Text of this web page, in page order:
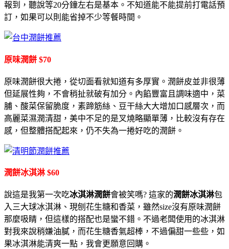
報到，聽說等20分鐘左右是基本。不知道能不能提前打電話預
訂，如果可以則能省掉不少等餐時間。
原味潤餅 $70
原味潤餅很大捲，從切面看就知道有多厚實。潤餅皮並非很薄
但延展性夠，不會稍扯就破有加分。內餡豐富且調味適中，菜
脯、酸菜保留脆度，素蹄筋絲、豆干絲大大增加口感層次，而
高麗菜濕潤清甜，美中不足的是叉燒略顯單薄，比較沒有存在
感，但整體搭配起來，仍不失為一捲好吃的潤餅。
潤餅冰淇淋 $60
說這是我第一次吃冰淇淋潤餅會被笑嗎? 這家的潤餅冰淇淋包
入三大球冰淇淋、現刨花生糖和香菜，雖然size沒有原味潤餅
那麼吸睛，但這樣的搭配也是蠻不錯。不過老闆使用的冰淇淋
對我來說稍嫌油膩，而花生糖香氣超棒，不過偏甜一些些，如
果冰淇淋能清爽一點，我會更願意回購。